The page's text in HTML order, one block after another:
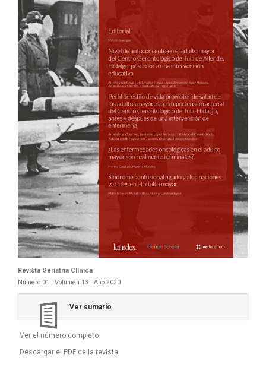
Revista Geriatría Clí­nica
Número 01 | Volumen 13 | Año 2020
Ver sumario
Ver el número completo
Descargar el PDF de la revista